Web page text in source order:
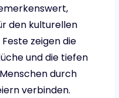
den kulturellen
zeigen die
und die tiefen
durch
verbinden.